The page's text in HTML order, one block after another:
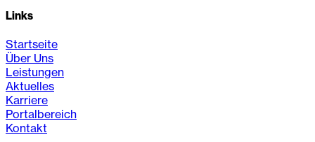
Links
Startseite
Über Uns
Leistungen
Aktuelles
Karriere
Portalbereich
Kontakt